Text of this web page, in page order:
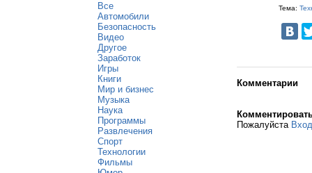
Все
Автомобили
Безопасность
Видео
Другое
Заработок
Игры
Книги
Мир и бизнес
Музыка
Наука
Программы
Развлечения
Спорт
Технологии
Фильмы
Тема:
Комментарии
Пожалуйста Вход